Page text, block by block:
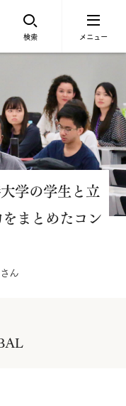
検索 メニュー
学の学生と立
まとめたコン
ん